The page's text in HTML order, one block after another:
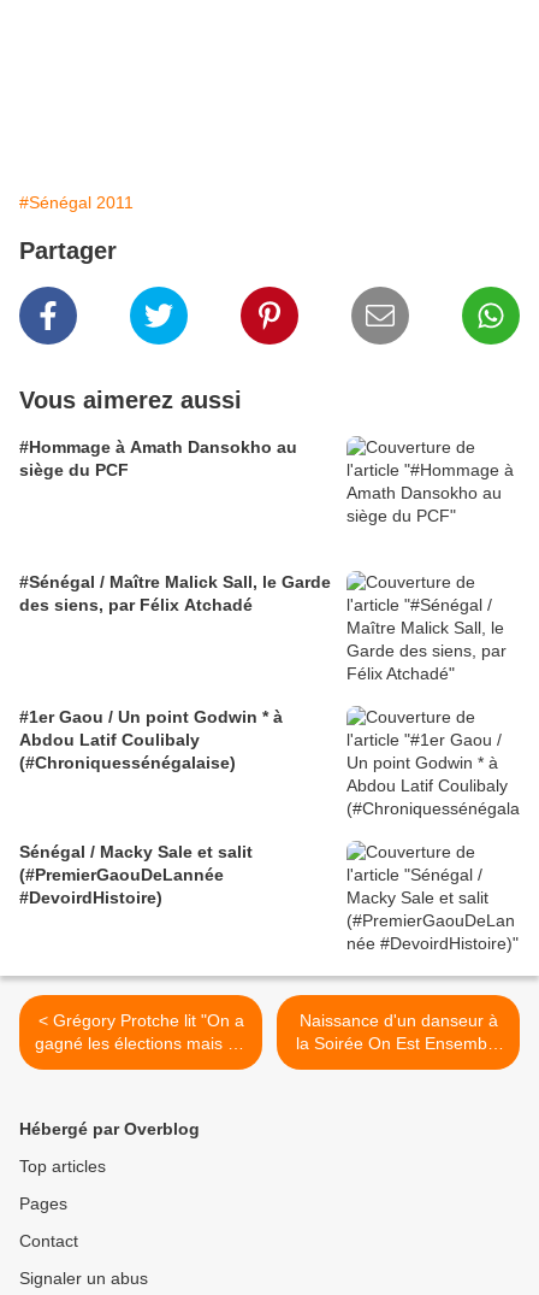
#Sénégal 2011
Partager
Vous aimerez aussi
#Hommage à Amath Dansokho au
siège du PCF
#Sénégal / Maître Malick Sall, le Garde
des siens, par Félix Atchadé
#1er Gaou / Un point Godwin * à
Abdou Latif Coulibaly
(#Chroniquessénégalaise)
Sénégal / Macky Sale et salit
(#PremierGaouDeLannée
#DevoirdHistoire)
< Grégory Protche lit "On a
gagné les élections mais on
a perdu la guerre"
Naissance d'un danseur à
la Soirée On Est Ensemble
- 4/02/2012 >
Hébergé par Overblog
Top articles
Pages
Contact
Signaler un abus